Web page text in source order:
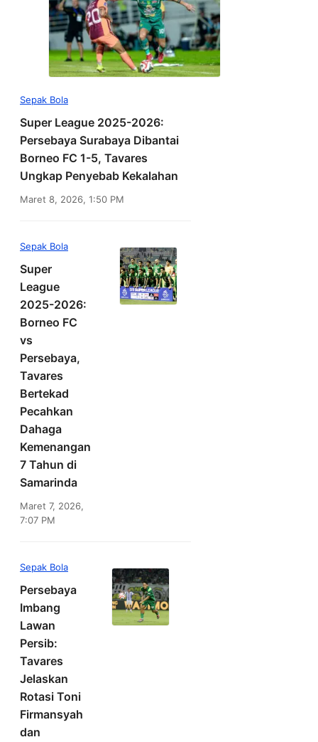
Sepak Bola
Super League 2025-2026:
Persebaya Surabaya Dibantai
Borneo FC 1-5, Tavares
Ungkap Penyebab Kekalahan
Maret 8, 2026, 1:50 PM
Sepak Bola
Super
League
2025-2026:
Borneo FC
vs
Persebaya,
Tavares
Bertekad
Pecahkan
Dahaga
Kemenangan
7 Tahun di
Samarinda
Maret 7, 2026,
7:07 PM
Sepak Bola
Persebaya
Imbang
Lawan
Persib:
Tavares
Jelaskan
Rotasi Toni
Firmansyah
dan